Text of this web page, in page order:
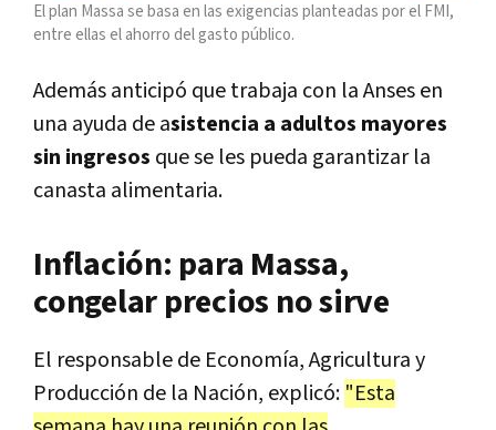
El plan Massa se basa en las exigencias planteadas por el FMI,
entre ellas el ahorro del gasto público.
Además anticipó que trabaja con la Anses en
una ayuda de asistencia a adultos mayores
sin ingresos que se les pueda garantizar la
canasta alimentaria.
Inflación: para Massa,
congelar precios no sirve
El responsable de Economía, Agricultura y
Producción de la Nación, explicó: "Esta